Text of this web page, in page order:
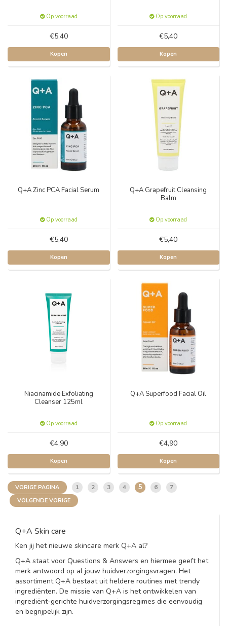
Op voorraad
€5,40
Kopen
Op voorraad
€5,40
Kopen
Q+A Zinc PCA Facial Serum
Op voorraad
€5,40
Kopen
Q+A Grapefruit Cleansing
Balm
Op voorraad
€5,40
Kopen
Niacinamide Exfoliating
Cleanser 125ml
Op voorraad
€4,90
Kopen
Q+A Superfood Facial Oil
Op voorraad
€4,90
Kopen
VORIGE PAGINA 1 2 3 4 5 6 7
VOLGENDE VORIGE
Q+A Skin care
Ken jij het nieuwe skincare merk Q+A al?
Q+A staat voor Questions & Answers en hiermee geeft het
merk antwoord op al jouw huidverzorgingsvragen. Het
assortiment Q+A bestaat uit heldere routines met trendy
ingrediënten. De missie van Q+A is het ontwikkelen van
ingrediënt-gerichte huidverzorgingsregimes die eenvoudig
en begrijpelijk zijn.